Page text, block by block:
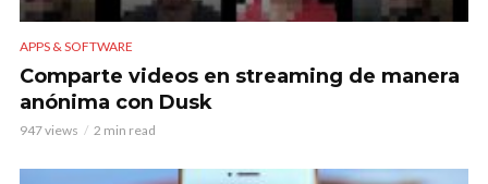
APPS & SOFTWARE
Comparte videos en streaming de manera
anónima con Dusk
947 views 2 min read